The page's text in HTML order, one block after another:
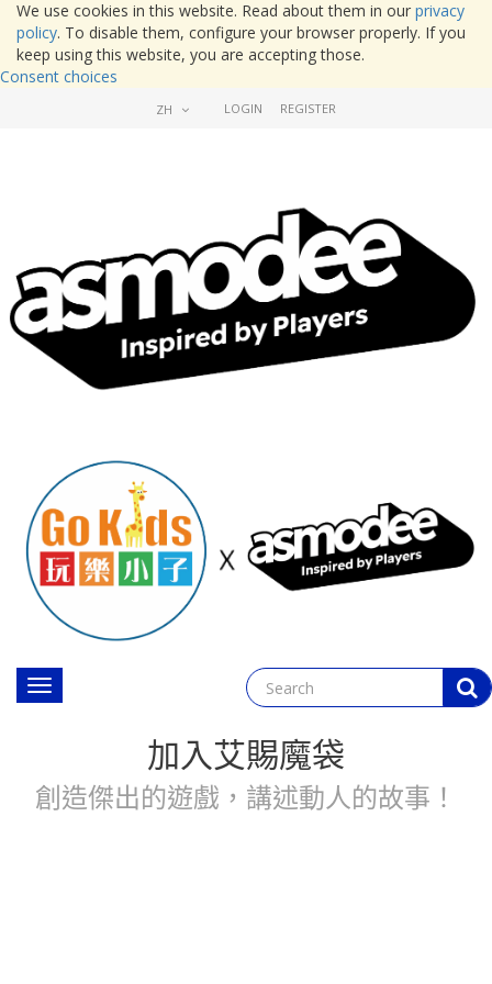
We use cookies in this website. Read about them in our privacy
policy. To disable them, configure your browser properly. If you
keep using this website, you are accepting those.
Consent choices
ZH LOGIN REGISTER
Toggle
navigation
加入艾賜魔袋
創造傑出的遊戲，講述動人的故事！